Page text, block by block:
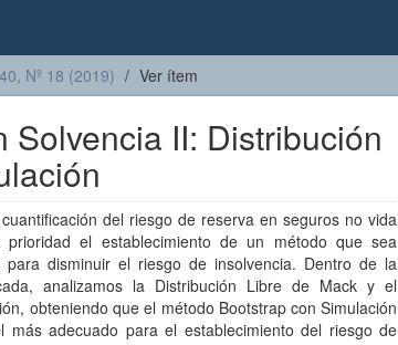
Nº 18 (2019) Ver ítem
II: Distribución
del riesgo de reserva en seguros no vida
el establecimiento de un método que sea
para disminuir el riesgo de insolvencia. Dentro de la
analizamos la Distribución Libre de Mack y el
obteniendo que el método Bootstrap con Simulación
más adecuado para el establecimiento del riesgo de